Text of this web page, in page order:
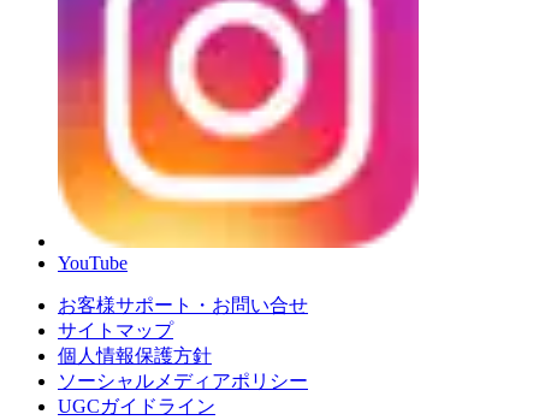
YouTube
お客様サポート・お問い合せ
サイトマップ
個人情報保護方針
ソーシャルメディアポリシー
UGCガイドライン